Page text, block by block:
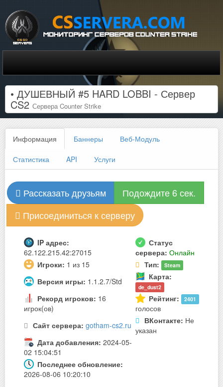
• ДУШЕВНЫЙ #5 HARD LOBBI - Сервер
CS2 Сервера Counter Strike
Информация Баннеры Веб-Модуль
Статистика API Услуги
Рассказать друзьям
Подождите 6 сек.
Присоединиться к серверу
IP адрес:
62.122.215.42:27015
Статус
сервера: Онлайн
Игроки: 1 из 15 Тип: Steam
Версия игры: 1.1.2.7/Std Карта:
de_dust2
Рекорд игроков: 16
игрок(ов)
Рейтинг: 2401
голосов
Сайт сервера: gotham-cs2.ru ВКонтакте: Не
указан
Дата добавления: 2024-05-
02 15:04:51
Последнее обновление:
2026-08-06 10:20:10